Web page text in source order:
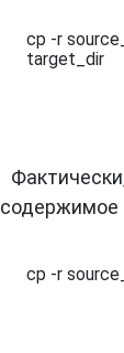
cp -r
target_dir
содержимое
cp -r